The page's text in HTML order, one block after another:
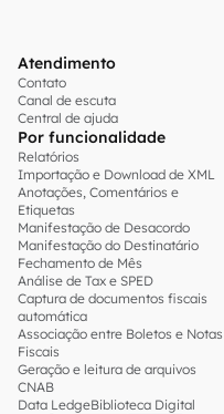
Atendimento
Contato
Canal de escuta
Central de ajuda
Por funcionalidade
Relatórios
Importação e Download de XML
Anotações, Comentários e
Etiquetas
Manifestação de Desacordo
Manifestação do Destinatário
Fechamento de Mês
Análise de Tax e SPED
Captura de documentos fiscais
automática
Associação entre Boletos e Notas
Fiscais
Geração e leitura de arquivos
CNAB
Data LedgeBiblioteca Digital